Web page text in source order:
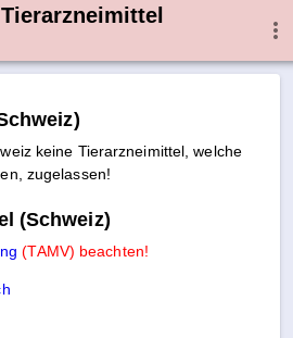
keine Tierarzneimittel, welche
zugelassen!
(Schweiz)
(TAMV) beachten!